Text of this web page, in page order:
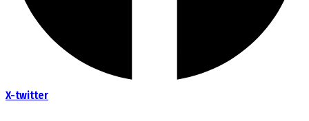
X-twitter